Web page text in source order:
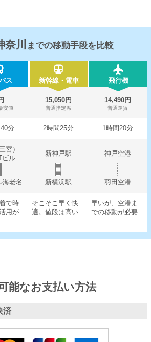
奈川 までの移動手段を比較
ス 新幹線・電車 飛行機
安値
15,050円
普通指定席
14,490円
普通運賃
分 2時間25分 1時間20分
宮）
ビル
新神戸駅 神戸空港
海老名 新横浜駅 羽田空港
で時
用が
そこそこ早く快
適。値段は高い
早いが、空港ま
での移動が必要
能なお支払い方法
済